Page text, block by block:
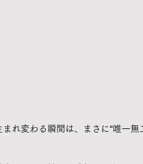
れ変わる瞬間は、まさに“唯一無